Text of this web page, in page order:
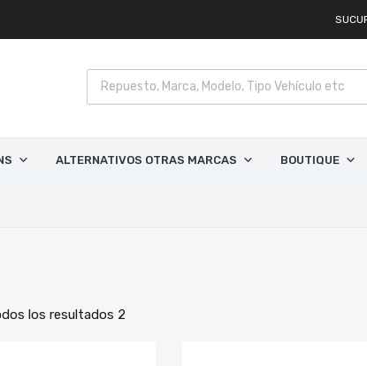
ALTERNATIVOS OTRAS MARCAS BOUTIQUE
los resultados 2